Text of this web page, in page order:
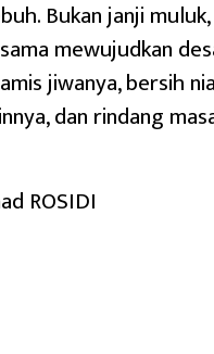
Bukan janji
mewujudkan
jiwanya, bersih
dan rindang
ROSIDI